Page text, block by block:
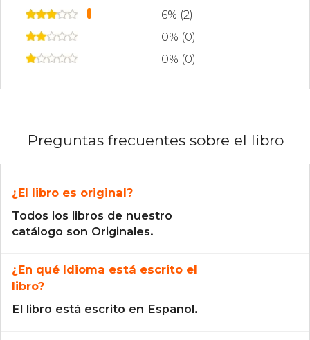
6% (2)
0% (0)
0% (0)
Preguntas frecuentes sobre el libro
¿El libro es original?
Todos los libros de nuestro
catálogo son Originales.
¿En qué Idioma está escrito el
libro?
El libro está escrito en Español.